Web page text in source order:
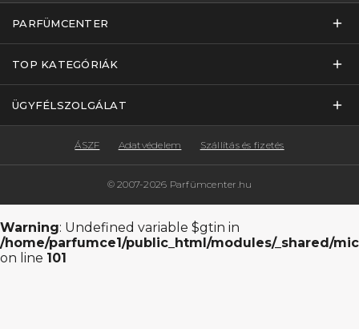
PARFÜMCENTER
TOP KATEGÓRIÁK
ÜGYFÉLSZOLGÁLAT
© 2007-2026 Parfümcenter.hu
ÁSZF Adatvédelem Szállítás és fizetés
Warning: Undefined variable $gtin in
/home/parfumce1/public_html/modules/_shared/
on line 101